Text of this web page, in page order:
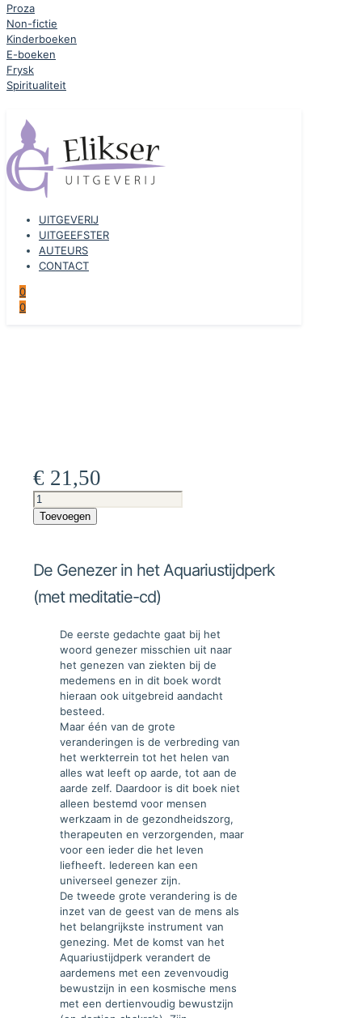
Proza
Non-fictie
Kinderboeken
E-boeken
Frysk
Spiritualiteit
UITGEVERIJ
UITGEEFSTER
AUTEURS
CONTACT
0
0
€ 21,50
De
Genezer
in
(met
meditatie-
cd)
Toevoegen
De Genezer in het Aquariustijdperk
(met meditatie-cd)
De eerste gedachte gaat bij het
woord genezer misschien uit naar
het genezen van ziekten bij de
medemens en in dit boek wordt
hieraan ook uitgebreid aandacht
besteed.
Maar één van de grote
veranderingen is de verbreding van
het werkterrein tot het helen van
alles wat leeft op aarde, tot aan de
aarde zelf. Daardoor is dit boek niet
alleen bestemd voor mensen
werkzaam in de gezondheidszorg,
therapeuten en verzorgenden, maar
voor een ieder die het leven
liefheeft. Iedereen kan een
universeel genezer zijn.
De tweede grote verandering is de
inzet van de geest van de mens als
het belangrijkste instrument van
genezing. Met de komst van het
Aquariustijdperk verandert de
aardemens met een zevenvoudig
bewustzijn in een kosmische mens
met een dertienvoudig bewustzijn